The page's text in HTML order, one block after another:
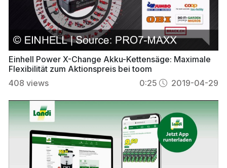
Einhell Power X-Change Akku-Kettensäge: Maximale
Flexibilität zum Aktionspreis bei toom
408 views 0:25 2019-04-29